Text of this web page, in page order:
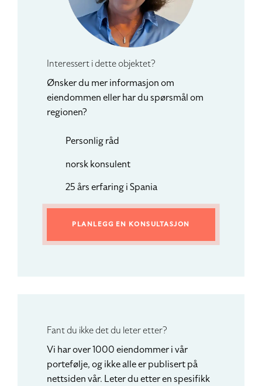
Interessert i dette objektet?
Ønsker du mer informasjon om
eiendommen eller har du spørsmål om
regionen?
Personlig råd
norsk konsulent
25 års erfaring i Spania
PLANLEGG EN KONSULTASJON
Fant du ikke det du leter etter?
Vi har over 1000 eiendommer i vår
portefølje, og ikke alle er publisert på
nettsiden vår. Leter du etter en spesifikk